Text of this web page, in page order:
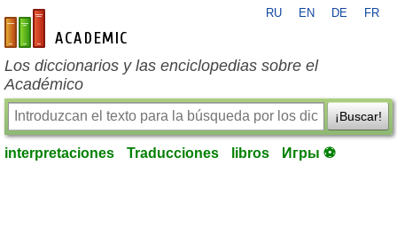
es-academic.com
RU EN DE FR
Los diccionarios y las enciclopedias sobre el
Académico
¡Buscar!
interpretaciones Traducciones libros Игры ⚽